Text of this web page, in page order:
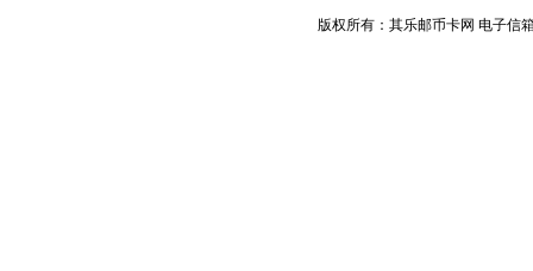
版权所有：其乐邮币卡网 电子信